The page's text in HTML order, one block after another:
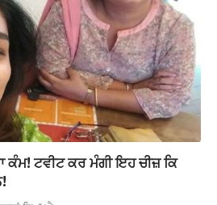
ਕੰਮ! ਟਵੀਟ ਕਰ ਮੰਗੀ ਇਹ ਚੀਜ਼ ਕਿ